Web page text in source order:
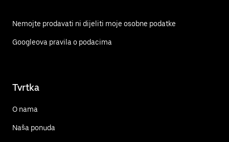
Nemojte prodavati ni dijeliti moje osobne podatke
Googleova pravila o podacima
Tvrtka
O nama
Naša ponuda